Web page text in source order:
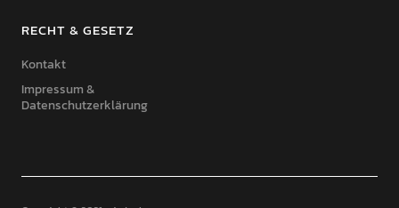
RECHT & GESETZ
Kontakt
Impressum &
Datenschutzerklärung